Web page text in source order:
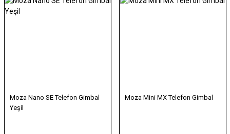
Moza Nano SE Telefon Gimbal
Yeşil
Moza Mini MX Telefon Gimbal